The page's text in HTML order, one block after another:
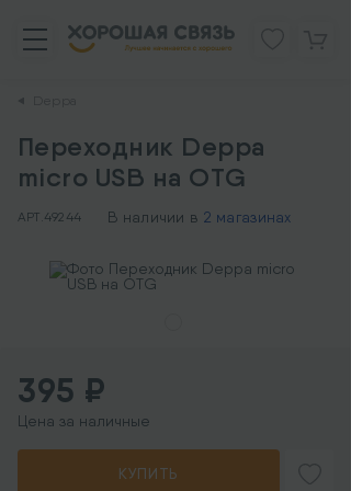
Переходник Deppa
micro USB на OTG
АРТ.49244 В наличии в 2 магазинах
395 ₽
Цена за наличные
КУПИТЬ